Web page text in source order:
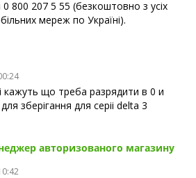
800 207 5 55 (безкоштовно з усіх
мереж по Україні).
кажуть що треба разрядити в 0 и
зберiгання для серii delta 3
авторизованого магазину